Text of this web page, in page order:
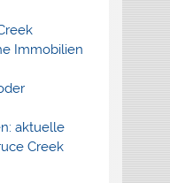
Immobilien
aktuelle
Creek